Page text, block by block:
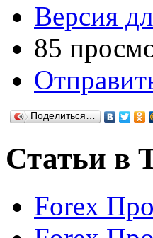
Версия
85
Поделиться…
Статьи в
Forex